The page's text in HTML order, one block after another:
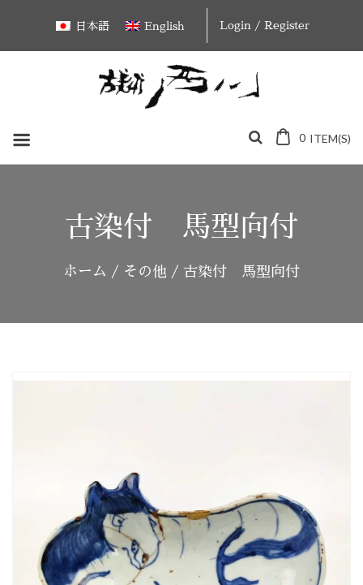
content
日本語 English Login / Register
0 ITEM(S)
古染付 馬型向付
ホーム / その他 / 古染付 馬型向付